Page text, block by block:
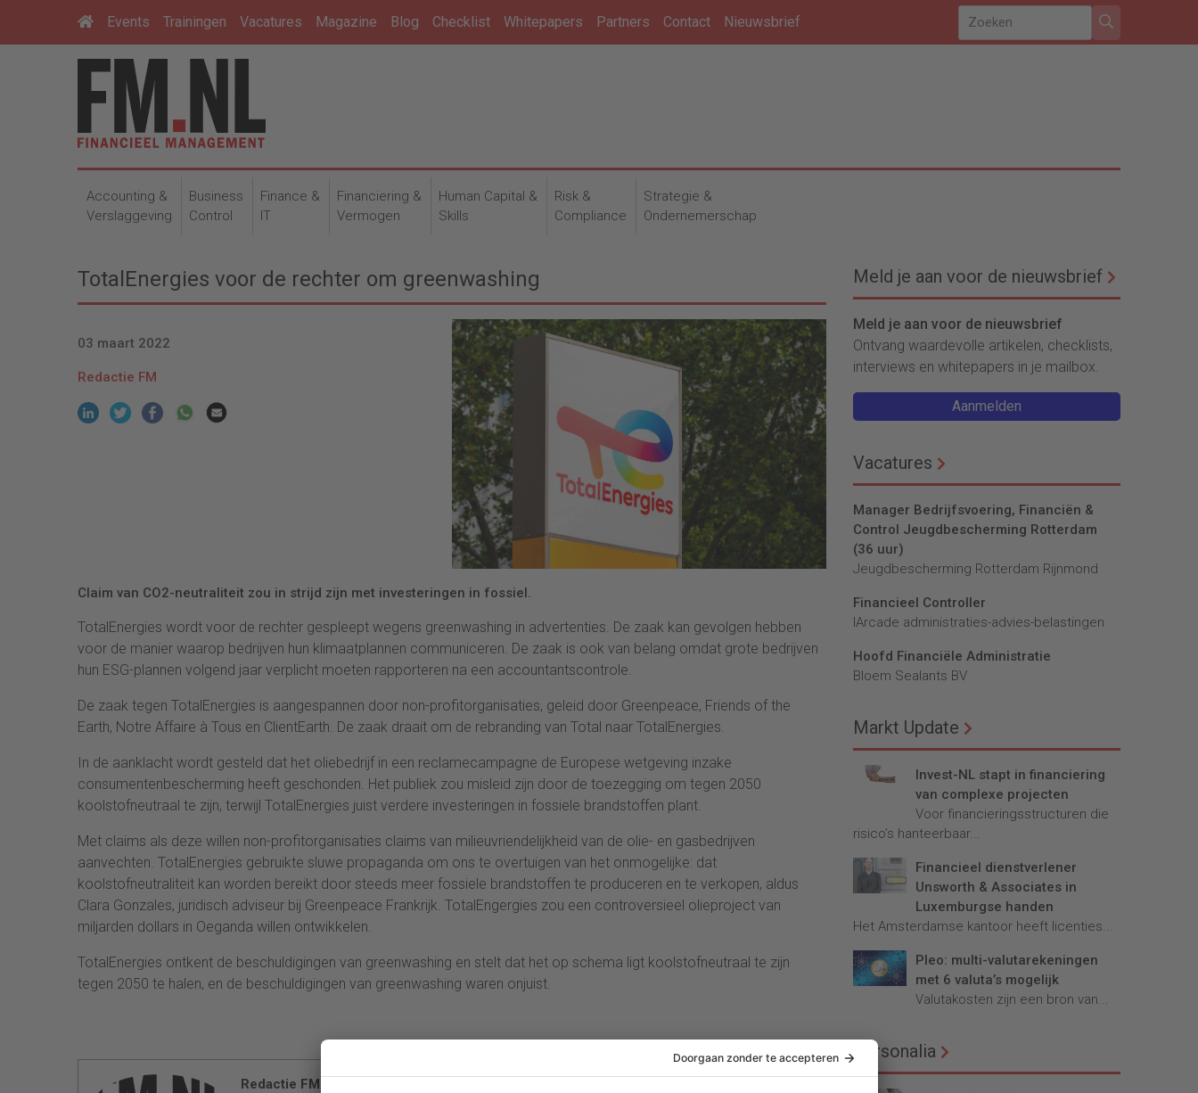
Events Trainingen Vacatures Magazine Blog Checklist Whitepapers Partners Contact Nieuwsbrief
Accounting &
Verslaggeving
Business
Control
Finance &
IT
Financiering &
Vermogen
Human Capital &
Skills
Risk &
Compliance
Strategie &
Ondernemerschap
TotalEnergies voor de rechter om greenwashing
03 maart 2022
Redactie FM
Claim van CO2-neutraliteit zou in strijd zijn met investeringen in fossiel.
TotalEnergies wordt voor de rechter gespleept wegens greenwashing in advertenties. De zaak kan gevolgen hebben
voor de manier waarop bedrijven hun klimaatplannen communiceren. De zaak is ook van belang omdat grote bedrijven
hun ESG-plannen volgend jaar verplicht moeten rapporteren na een accountantscontrole.
De zaak tegen TotalEnergies is aangespannen door non-profitorganisaties, geleid door Greenpeace, Friends of the
Earth, Notre Affaire à Tous en ClientEarth. De zaak draait om de rebranding van Total naar TotalEnergies.
In de aanklacht wordt gesteld dat het oliebedrijf in een reclamecampagne de Europese wetgeving inzake
consumentenbescherming heeft geschonden. Het publiek zou misleid zijn door de toezegging om tegen 2050
koolstofneutraal te zijn, terwijl TotalEnergies juist verdere investeringen in fossiele brandstoffen plant.
Met claims als deze willen non-profitorganisaties claims van milieuvriendelijkheid van de olie- en gasbedrijven
aanvechten. TotalEnergies gebruikte sluwe propaganda om ons te overtuigen van het onmogelijke: dat
koolstofneutraliteit kan worden bereikt door steeds meer fossiele brandstoffen te produceren en te verkopen, aldus
Clara Gonzales, juridisch adviseur bij Greenpeace Frankrijk. TotalEngergies zou een controversieel olieproject van
miljarden dollars in Oeganda willen ontwikkelen.
TotalEnergies ontkent de beschuldigingen van greenwashing en stelt dat het op schema ligt koolstofneutraal te zijn
tegen 2050 te halen, en de beschuldigingen van greenwashing waren onjuist.
Redactie FM
Meld je aan voor de nieuwsbrief
Meld je aan voor de nieuwsbrief
Ontvang waardevolle artikelen, checklists,
interviews en whitepapers in je mailbox.
Aanmelden
Vacatures
Manager Bedrijfsvoering, Financiën &
Control Jeugdbescherming Rotterdam
(36 uur)
Jeugdbescherming Rotterdam Rijnmond
Financieel Controller
lArcade administraties-advies-belastingen
Hoofd Financiële Administratie
Bloem Sealants BV
Markt Update
Invest-NL stapt in financiering
van complexe projecten
Voor financieringsstructuren die
risico’s hanteerbaar...
Financieel dienstverlener
Unsworth & Associates in
Luxemburgse handen
Het Amsterdamse kantoor heeft licenties...
Pleo: multi-valutarekeningen
met 6 valuta’s mogelijk
Valutakosten zijn een bron van...
Personalia